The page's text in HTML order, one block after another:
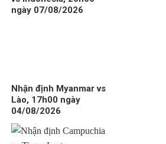
ngày 07/08/2026
Nhận định Myanmar vs
Lào, 17h00 ngày
04/08/2026